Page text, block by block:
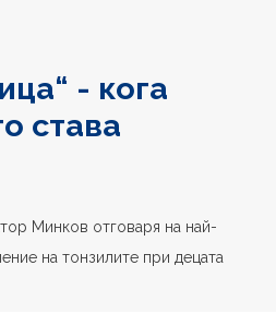
- кога
става
Минков отговаря на най-
на тонзилите при децата